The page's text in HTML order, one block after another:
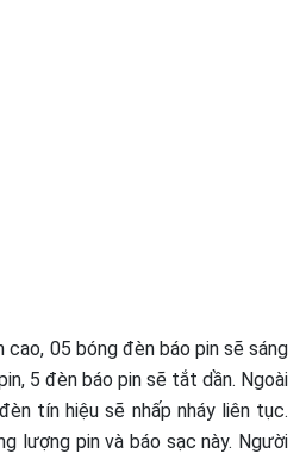
cao, 05 bóng đèn báo pin sẽ sáng
5 đèn báo pin sẽ tắt dần. Ngoài
tín hiệu sẽ nhấp nháy liên tục.
lượng pin và báo sạc này. Người